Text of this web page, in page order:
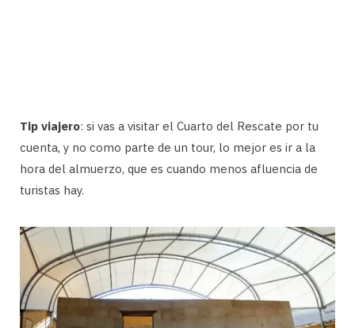
Tip viajero: si vas a visitar el Cuarto del Rescate por tu
cuenta, y no como parte de un tour, lo mejor es ir a la
hora del almuerzo, que es cuando menos afluencia de
turistas hay.